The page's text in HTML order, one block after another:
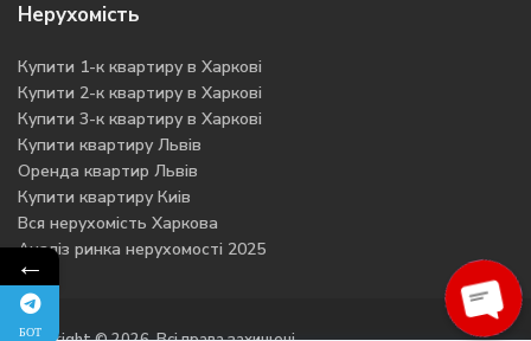
Нерухомість
Купити 1-к квартиру в Харкові
Купити 2-к квартиру в Харкові
Купити 3-к квартиру в Харкові
Купити квартиру Львів
Оренда квартир Львів
Купити квартиру Киів
Вся нерухомість Харкова
Аналіз ринка нерухомості 2025
←
БОТ